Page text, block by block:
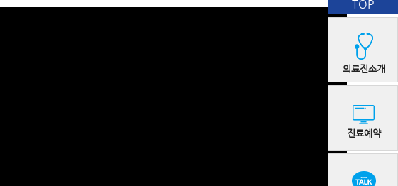
TOP
의료진소개
진료예약